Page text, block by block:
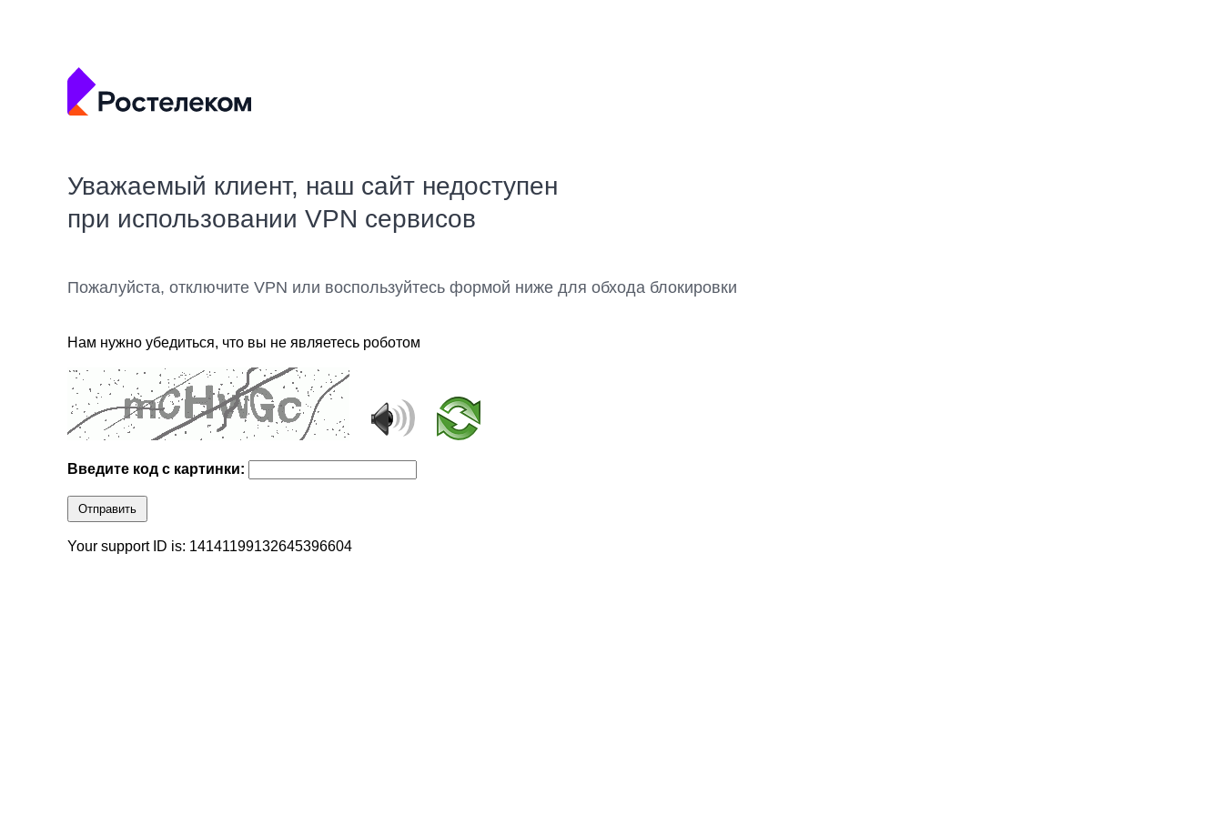
Уважаемый клиент, наш сайт недоступен
при использовании VPN сервисов
Пожалуйста, отключите VPN или воспользуйтесь формой ниже для обхода блокировки
Нам нужно убедиться, что вы не являетесь роботом
Введите код с картинки:
Отправить
Your support ID is: 14141199132645396604